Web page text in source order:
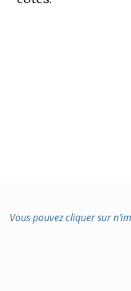
Vous pouvez cliquer sur